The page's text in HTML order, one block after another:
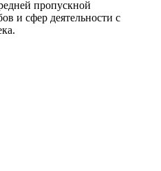
пропускной
и сфер деятельности с